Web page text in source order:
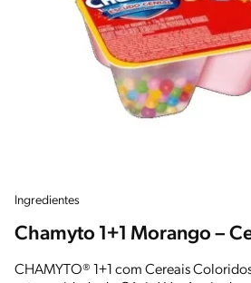
Ingredientes
Chamyto 1+1 Morango –
CHAMYTO® 1+1 com Cereais